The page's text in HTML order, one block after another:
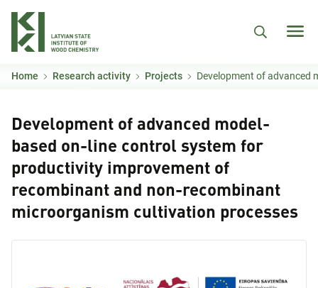
Home Research activity Projects Development of advanced model-based on-line control system for
Development of advanced model-
based on-line control system for
productivity improvement of
recombinant and non-recombinant
microorganism cultivation processes